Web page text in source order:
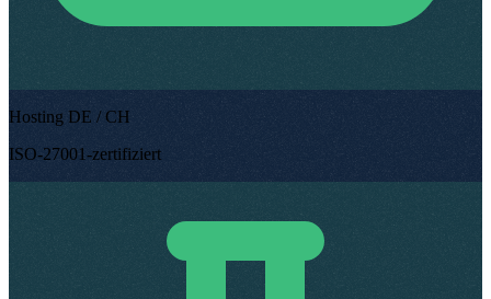
Hosting DE / CH
ISO-27001-zertifiziert